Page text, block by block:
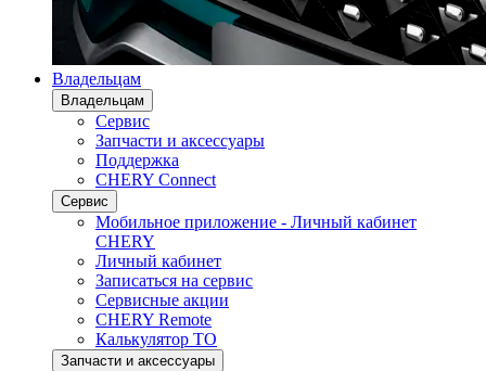
Владельцам
Владельцам
Сервис
Запчасти и аксессуары
Поддержка
CHERY Connect
Сервис
Мобильное приложение - Личный кабинет
CHERY
Личный кабинет
Записаться на сервис
Сервисные акции
CHERY Remote
Калькулятор ТО
Запчасти и аксессуары